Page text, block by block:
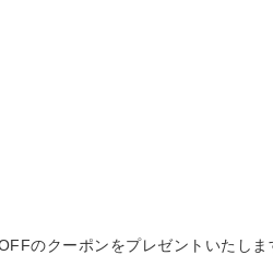
のクーポンをプレゼントいたし